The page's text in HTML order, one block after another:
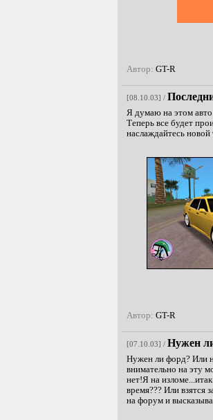
Автор: GT-R
[08.10.03] /
Я думаю на этом авто
Теперь все будет
наслаждайтесь новой
Автор: GT-R
[07.10.03] / Нужен
Нужен ли форд? Или
внимательно на эту
нет!Я на
время??? Или взятся
на форум и